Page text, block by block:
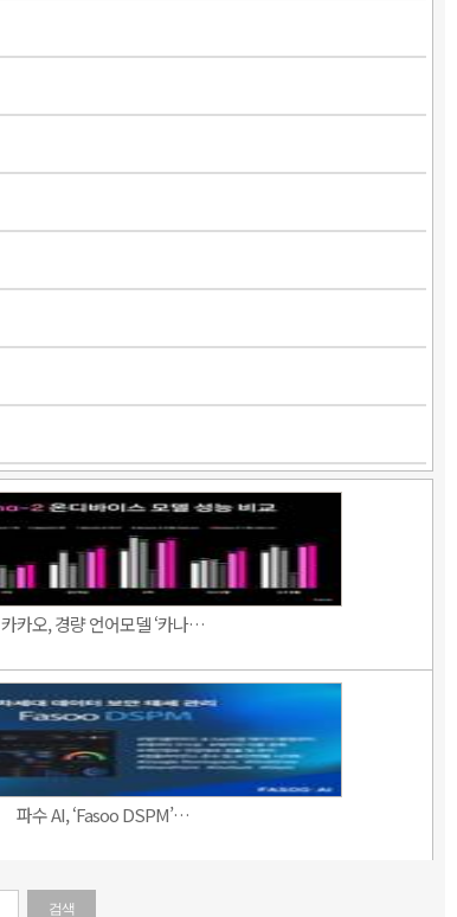
카카오, 경량 언어모델 ‘카나…
파수 AI, ‘Fasoo DSPM’…
검색